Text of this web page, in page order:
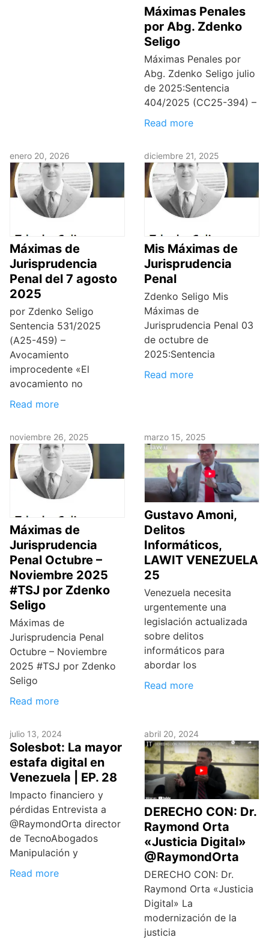
Máximas Penales
por Abg. Zdenko
Seligo
Máximas Penales por
Abg. Zdenko Seligo julio
de 2025:Sentencia
404/2025 (CC25-394) –
Read more
enero 20, 2026
Máximas de
Jurisprudencia
Penal del 7 agosto
2025
por Zdenko Seligo
Sentencia 531/2025
(A25-459) –
Avocamiento
improcedente «El
avocamiento no
Read more
diciembre 21, 2025
Mis Máximas de
Jurisprudencia
Penal
Zdenko Seligo Mis
Máximas de
Jurisprudencia Penal 03
de octubre de
2025:Sentencia
Read more
noviembre 26, 2025
Máximas de
Jurisprudencia
Penal Octubre –
Noviembre 2025
#TSJ por Zdenko
Seligo
Máximas de
Jurisprudencia Penal
Octubre – Noviembre
2025 #TSJ por Zdenko
Seligo
Read more
marzo 15, 2025
Gustavo Amoni,
Delitos
Informáticos,
LAWIT VENEZUELA
25
Venezuela necesita
urgentemente una
legislación actualizada
sobre delitos
informáticos para
abordar los
Read more
julio 13, 2024
Solesbot: La mayor
estafa digital en
Venezuela | EP. 28
Impacto financiero y
pérdidas Entrevista a
@RaymondOrta director
de TecnoAbogados
Manipulación y
Read more
abril 20, 2024
DERECHO CON: Dr.
Raymond Orta
«Justicia Digital»
@RaymondOrta
DERECHO CON: Dr.
Raymond Orta «Justicia
Digital» La
modernización de la
justicia